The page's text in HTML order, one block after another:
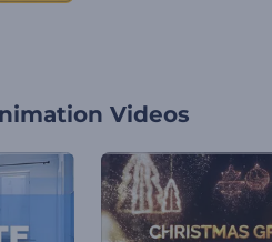
Videos